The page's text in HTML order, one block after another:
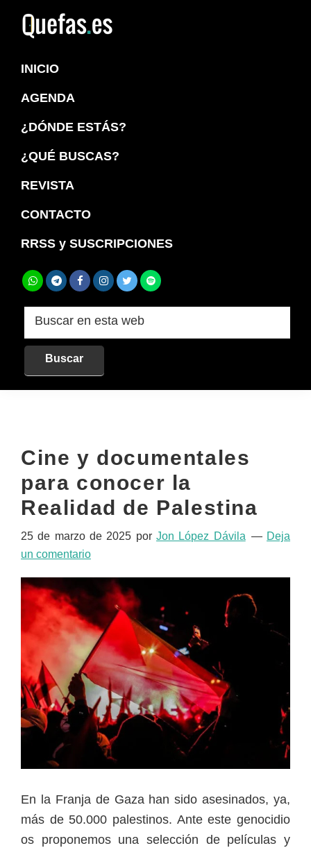
navegación
principal
principal
INICIO
AGENDA
¿DÓNDE ESTÁS?
¿QUÉ BUSCAS?
REVISTA
CONTACTO
RRSS y SUSCRIPCIONES
Buscar
web
Cine y documentales
para conocer la
Realidad de Palestina
25 de marzo de 2025 porJon López Dávila
Deja
un comentario
En la Franja de Gaza han sido asesinados, ya,
más de 50.000 palestinos. Ante este genocidio
os proponemos una selección de películas y